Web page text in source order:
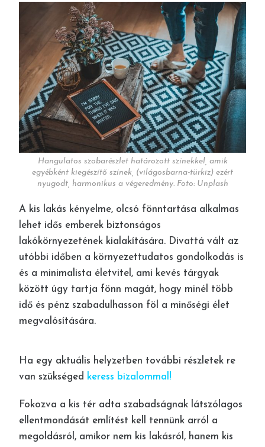
Hangulatos szobarészlet határozott színekkel, amik
egyébként kiegészítő színek, (világosbarna-türkiz) ezért
nyugodt, harmonikus a végeredmény. Foto: Unplash
A kis lakás kényelme, olcsó fönntartása alkalmas
lehet idős emberek biztonságos
lakókörnyezetének kialakítására. Divattá vált az
utóbbi időben a környezettudatos gondolkodás is
és a minimalista életvitel, ami kevés tárgyak
között úgy tartja fönn magát, hogy minél több
idő és pénz szabadulhasson föl a minőségi élet
megvalósítására.
Ha egy aktuális helyzetben további részletek re
van szükséged keress bizalommal !
Fokozva a kis tér adta szabadságnak látszólagos
ellentmondását említést kell tennünk arról a
megoldásról, amikor nem kis lakásról, hanem kis